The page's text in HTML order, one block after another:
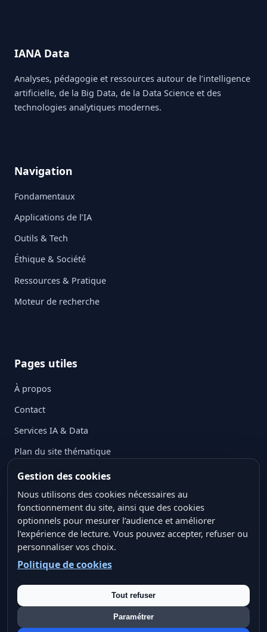
IANA Data
Analyses, pédagogie et ressources autour de l’intelligence
artificielle, de la Big Data, de la Data Science et des
technologies analytiques modernes.
Navigation
Fondamentaux
Applications de l’IA
Outils & Tech
Éthique & Société
Ressources & Pratique
Moteur de recherche
Pages utiles
À propos
Contact
Services IA & Data
Plan du site thématique
Mentions légales
Politique de confidentialité
Politique des cookies
Conditions générales d’utilisation
Crédits ressources visuelles
Gestion des cookies
Nous utilisons des cookies nécessaires au
fonctionnement du site, ainsi que des cookies
optionnels pour mesurer l’audience et améliorer
l’expérience de lecture. Vous pouvez accepter, refuser ou
personnaliser vos choix.
Politique de cookies
Tout refuser
Paramétrer